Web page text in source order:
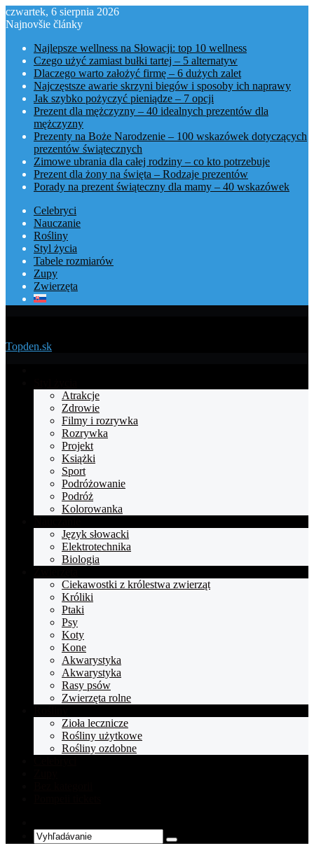
czwartek, 6 sierpnia 2026
Najnovšie články
Najlepsze wellness na Słowacji: top 10 wellness
Czego użyć zamiast bułki tartej – 5 alternatyw
Dlaczego warto założyć firmę – 6 dużych zalet
Najczęstsze awarie skrzyni biegów i sposoby ich naprawy
Jak szybko pożyczyć pieniądze – 7 opcji
Prezent dla mężczyzny – 40 idealnych prezentów dla
mężczyzny
Prezenty na Boże Narodzenie – 100 wskazówek dotyczących
prezentów świątecznych
Zimowe ubrania dla całej rodziny – co kto potrzebuje
Prezent dla żony na święta – Rodzaje prezentów
Porady na prezent świąteczny dla mamy – 40 wskazówek
Celebryci
Nauczanie
Rośliny
Styl życia
Tabele rozmiarów
Zupy
Zwierzęta
Topden.sk
Atrakcje
Zdrowie
Filmy i rozrywka
Rozrywka
Projekt
Książki
Sport
Podróżowanie
Podróż
Kolorowanka
Język słowacki
Elektrotechnika
Biologia
Ciekawostki z królestwa zwierząt
Króliki
Ptaki
Psy
Koty
Kone
Akwarystyka
Akwarystyka
Rasy psów
Zwierzęta rolne
Zioła lecznicze
Rośliny użytkowe
Rośliny ozdobne
Article
Vyhľadávanie